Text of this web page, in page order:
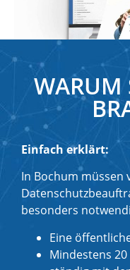
WARUM
Einfach erklärt:
In Bochum müssen
besonders
Eine
Mindestens